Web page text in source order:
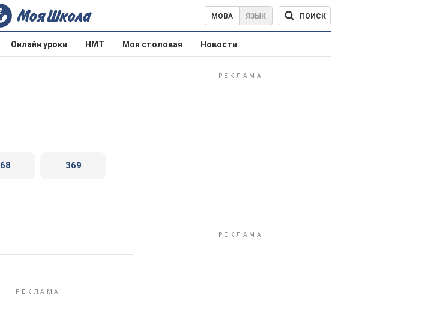
МОВА ЯЗЫК ПОИСК
Онлайн уроки НМТ Моя столовая Новости
369